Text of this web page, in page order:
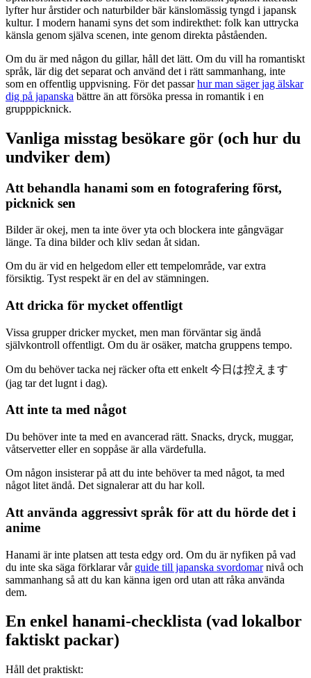
lyfter hur årstider och naturbilder bär känslomässig tyngd i japansk
kultur. I modern hanami syns det som indirekthet: folk kan uttrycka
känsla genom själva scenen, inte genom direkta påståenden.
Om du är med någon du gillar, håll det lätt. Om du vill ha romantiskt
språk, lär dig det separat och använd det i rätt sammanhang, inte
som en offentlig uppvisning. För det passarhur man säger jag älskar
dig på japanska bättre än att försöka pressa in romantik i en
grupppicknick.
Vanliga misstag besökare gör (och hur du
undviker dem)
Att behandla hanami som en fotografering först,
picknick sen
Bilder är okej, men ta inte över yta och blockera inte gångvägar
länge. Ta dina bilder och kliv sedan åt sidan.
Om du är vid en helgedom eller ett tempelområde, var extra
försiktig. Tyst respekt är en del av stämningen.
Att dricka för mycket offentligt
Vissa grupper dricker mycket, men man förväntar sig ändå
självkontroll offentligt. Om du är osäker, matcha gruppens tempo.
Om du behöver tacka nej räcker ofta ett enkelt 今日は控えます
(jag tar det lugnt i dag).
Att inte ta med något
Du behöver inte ta med en avancerad rätt. Snacks, dryck, muggar,
våtservetter eller en soppåse är alla värdefulla.
Om någon insisterar på att du inte behöver ta med något, ta med
något litet ändå. Det signalerar att du har koll.
Att använda aggressivt språk för att du hörde det i
anime
Hanami är inte platsen att testa edgy ord. Om du är nyfiken på vad
du inte ska säga förklarar vår guide till japanska svordomarnivå och
sammanhang så att du kan känna igen ord utan att råka använda
dem.
En enkel hanami-checklista (vad lokalbor
faktiskt packar)
Håll det praktiskt: